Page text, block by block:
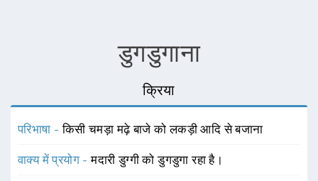
डुगडुगाना
क्रिया
परिभाषा -किसी चमड़ा मढ़े बाजे को लकड़ी आदि से बजाना
वाक्य में प्रयोग -मदारी डुग्गी को डुगडुगा रहा है।